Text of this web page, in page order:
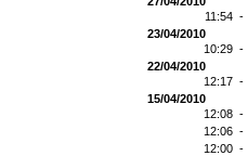
11:54 -
23/04/2010
10:29 -
22/04/2010
12:17 -
15/04/2010
12:08 -
12:06 -
12:00 -